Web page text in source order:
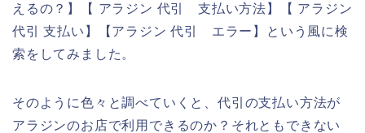
えるの？】【 アラジン 代引 支払い方法】【 アラジン
代引 支払い】【アラジン 代引 エラー】という風に検
索をしてみました。
そのように色々と調べていくと、代引の支払い方法が
アラジンのお店で利用できるのか？それともできない